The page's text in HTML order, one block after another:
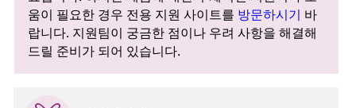
움이 필요한 경우 전용 지원 사이트를 방문하시기 바
랍니다. 지원팀이 궁금한 점이나 우려 사항을 해결해
드릴 준비가 되어 있습니다.